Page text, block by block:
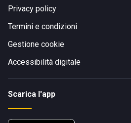
Privacy policy
Termini e condizioni
Gestione cookie
Accessibilità digitale
Scarica l'app